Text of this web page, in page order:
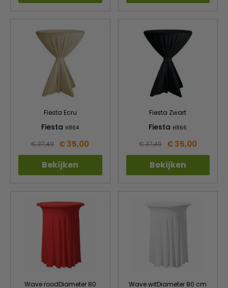
Fiesta Ecru
Fiesta H864
€ 37,49 € 35,00
Bekijken
Fiesta Zwart
Fiesta H866
€ 37,49 € 35,00
Bekijken
Wave roodDiameter 80
Wave witDiameter 80 cm